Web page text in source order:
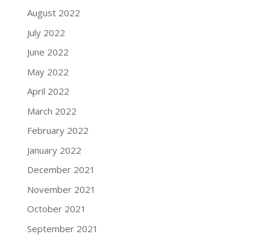
August 2022
July 2022
June 2022
May 2022
April 2022
March 2022
February 2022
January 2022
December 2021
November 2021
October 2021
September 2021